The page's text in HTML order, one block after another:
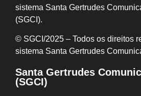
sistema Santa Gertrudes
(SGCI).
© SGCI/2025 – Todos os direitos
sistema Santa Gertrudes
Santa Gertrudes
(SGCI)